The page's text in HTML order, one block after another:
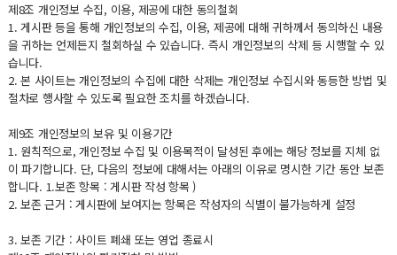
제8조 개인정보 수집, 이용, 제공에 대한 동의철회
1. 게시판 등을 통해 개인정보의 수집, 이용, 제공에 대해 귀하께서 동의하신 내용
을 귀하는 언제든지 철회하실 수 있습니다. 즉시 개인정보의 삭제 등 시행할 수 있
습니다.
2. 본 사이트는 개인정보의 수집에 대한 삭제는 개인정보 수집시와 동등한 방법 및
절차로 행사할 수 있도록 필요한 조치를 하겠습니다.
제9조 개인정보의 보유 및 이용기간
1. 원칙적으로, 개인정보 수집 및 이용목적이 달성된 후에는 해당 정보를 지체 없
이 파기합니다. 단, 다음의 정보에 대해서는 아래의 이유로 명시한 기간 동안 보존
합니다. 1.보존 항목 : 게시판 작성 항목 )
2. 보존 근거 : 게시판에 보여지는 항목은 작성자의 식별이 불가능하게 설정
3. 보존 기간 : 사이트 폐쇄 또는 영업 종료시